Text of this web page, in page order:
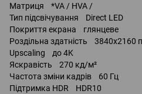
Матриця *VA / HVA /
Тип підсвічування Direct LED
Покриття екрана глянцеве
Роздільна здатність 3840x2160
Upscaling до 4K
Яскравість 270 кд/м²
Частота зміни кадрів 60 Гц
Підтримка HDR HDR10